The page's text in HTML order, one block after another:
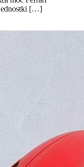
jednostki […]